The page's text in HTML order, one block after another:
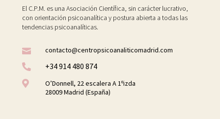
El C.P.M. es una Asociación Científica, sin carácter lucrativo,
con orientación psicoanalítica y postura abierta a todas las
tendencias psicoanalíticas.

contacto@centropsicoanaliticomadrid.com

+34 914 480 874

O’Donnell, 22 escalera A 1ºizda
28009 Madrid (España)